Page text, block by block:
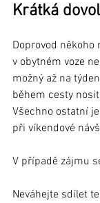
Krátká
Doprovod někoho
v obytném voze
možný až na
během cesty
Všechno ostatní
při víkendové
V případě zájmu
Neváhejte sdílet